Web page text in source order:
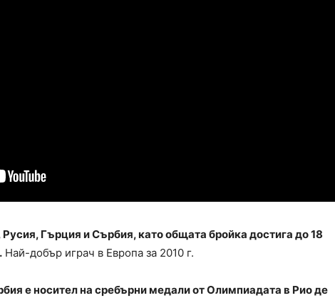
Гърция и Сърбия, като общата бройка достига до 18
Най-добър играч в Европа за 2010 г.
е носител на сребърни медали от Олимпиадата в Рио де